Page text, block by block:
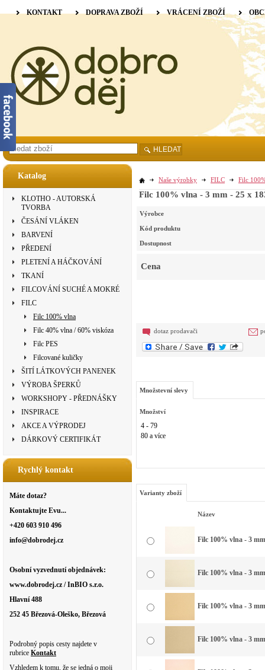
Katalog
KLOTHO - AUTORSKÁ
TVORBA
ČESÁNÍ VLÁKEN
BARVENÍ
PŘEDENÍ
PLETENÍ A HÁČKOVÁNÍ
TKANÍ
FILCOVÁNÍ SUCHÉ A MOKRÉ
FILC
Filc 100% vlna
Filc 40% vlna / 60% viskóza
Filc PES
Filcované kuličky
ŠITÍ LÁTKOVÝCH PANENEK
VÝROBA ŠPERKŮ
WORKSHOPY - PŘEDNÁŠKY
INSPIRACE
AKCE A VÝPRODEJ
DÁRKOVÝ CERTIFIKÁT
Rychlý kontakt
Máte dotaz?
Kontaktujte Evu...
+420 603 910 496
info@dobrodej.cz
Osobní vyzvednutí objednávek:
www.dobrodej.cz / InBIO s.r.o.
Hlavní 488
252 45 Březová-Oleško, Březová
Podrobný popis cesty najdete v
rubrice Kontakt
Vzhledem k tomu, že se jedná o moji
Naše výrobky FILC Filc
Filc 100% vlna - 3 mm - 25 x
Výrobce
Kód produktu
Dostupnost
Cena
dotaz prodavači
Množstevní slevy
Množství
4 - 79
80 a více
Varianty zboží
Název
Filc 100% vlna - 3
Filc 100% vlna - 3
Filc 100% vlna - 3
Filc 100% vlna - 3
KONTAKT DOPRAVA ZBOŽÍ VRÁCENÍ ZBOŽÍ
HLEDAT